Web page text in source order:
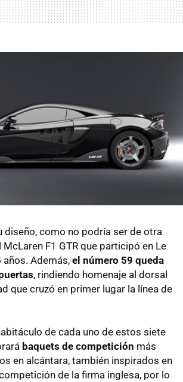
diseño, como no podría ser de otra
McLaren F1 GTR que participó en Le
años. Además, el número 59 queda
, rindiendo homenaje al dorsal
que cruzó en primer lugar la línea de
de cada uno de estos siete
baquets de competición más
en alcántara, también inspirados en
de la firma inglesa, por lo